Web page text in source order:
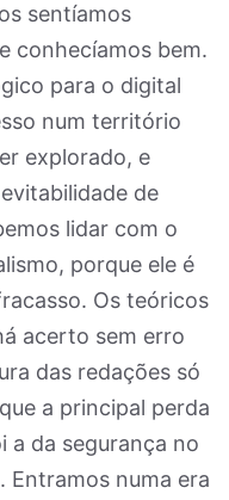
sentíamos
conhecíamos bem.
para o digital
num território
explorado, e
de
lidar com o
porque ele é
Os teóricos
acerto sem erro
das redações só
a principal perda
a da segurança no
Entramos numa era